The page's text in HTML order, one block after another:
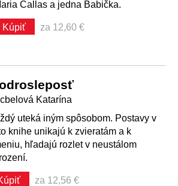
Callas a jedna Babička.
Kúpiť za 12,60 €
Katarína
uteká iným spôsobom. Postavy v
knihe unikajú k zvieratám a k
hľadajú rozlet v neustálom
za 12,56 €